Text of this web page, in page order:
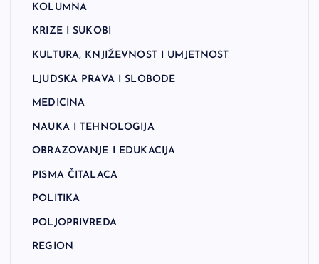
KOLUMNA
KRIZE I SUKOBI
KULTURA, KNJIŽEVNOST I UMJETNOST
LJUDSKA PRAVA I SLOBODE
MEDICINA
NAUKA I TEHNOLOGIJA
OBRAZOVANJE I EDUKACIJA
PISMA ČITALACA
POLITIKA
POLJOPRIVREDA
REGION